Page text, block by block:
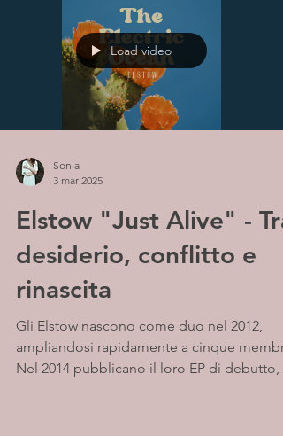
Load video
Sonia
3 mar 2025
Elstow "Just Alive" - Tra
desiderio, conflitto e
rinascita
Gli Elstow nascono come duo nel 2012,
ampliandosi rapidamente a cinque membri.
Nel 2014 pubblicano il loro EP di debutto,